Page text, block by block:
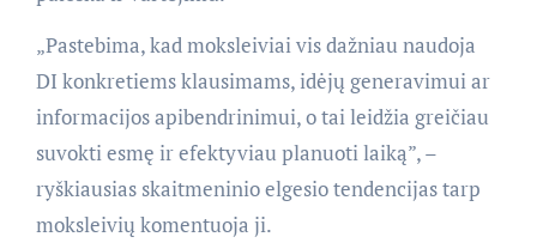
„Pastebima, kad moksleiviai vis dažniau naudoja
DI konkretiems klausimams, idėjų generavimui ar
informacijos apibendrinimui, o tai leidžia greičiau
suvokti esmę ir efektyviau planuoti laiką”, –
ryškiausias skaitmeninio elgesio tendencijas tarp
moksleivių komentuoja ji.